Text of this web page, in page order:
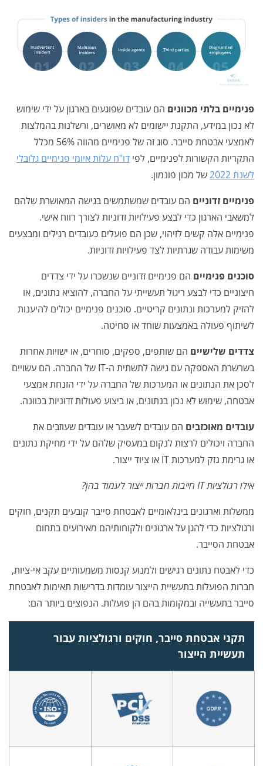
פנימיים בלתי מכוונים הם עובדים שפוגעים בארגון על ידי שימוש
לא נכון במידע, התקנת יישומים לא מאושרים, ורשלנות בהמלצות
לאמצעי אבטחת סייבר. סוג זה של פנימיים מהווה 56% מכלל
התקריות הקשורות לפנימיים, לפי דו"ח עלות איומי פנימיים גלובלי
לשנת 2022
של מכון פונמון.
פנימיים זדוניים הם עובדים שמשתמשים בגישה המאושרת שלהם
למשאבי הארגון כדי לבצע פעילויות זדוניות לצורך רווח אישי.
פנימיים אלה קשים לזיהוי, שכן הם פועלים כעובדים רגילים ומבצעים
משימות עבודה שגרתיות לצד פעילויות זדוניות.
סוכנים פנימיים הם פנימיים זדוניים שנשכרו על ידי צדדים
חיצוניים כדי לבצע ריגול תעשייתי על החברה, להוציא נתונים, או
להזיק למערכות ונתונים קריטיים. סוכנים פנימיים יכולים להיענות
לשיתוף פעולה באמצעות שוחד או סחיטה.
צדדים שלישיים הם שותפים, ספקים, סוחרים, או ישויות אחרות
בשרשרת האספקה עם גישה לתשתית ה-IT של החברה. הם עשויים
לסכן את הנתונים או המערכות של החברה על ידי הזנחת אמצעי
אבטחה, שימוש לא נכון בנתונים, או ביצוע פעולות זדוניות בכוונה.
עובדים מאוכזבים הם עובדים לשעבר או עובדים שעוזבים את
החברה ויכולים לרצות לנקום במעסיק שלהם על ידי מחיקת נתונים
או גרימת נזק למערכות IT או ציוד ייצור.
אילו רגולציות IT חייבות חברות ייצור לעמוד בהן?
ממשלות וארגונים בינלאומיים לאבטחת סייבר קובעים תקנים, חוקים
ורגולציות כדי להגן על ארגונים ולקוחותיהם מאירועים בתחום
אבטחת הסייבר.
כדי לאבטח נתונים רגישים ולמנוע קנסות משמעותיים עקב אי-ציות,
חברות הפועלות בתעשיית הייצור עומדות בדרישות תאימות לאבטחת
סייבר בתעשייה ובמקומות בהם הן פועלות. הנפוצים ביותר הם:
תקני אבטחת סייבר, חוקים ורגולציות עבור
תעשיית הייצור